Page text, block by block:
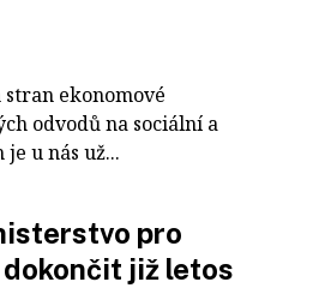
ekonomové
odvodů na sociální a
u nás už...
pro
dokončit již letos